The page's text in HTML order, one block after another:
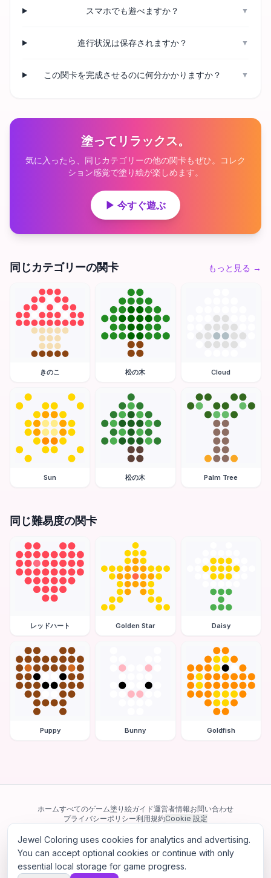
スマホでも遊べますか？ ▼
進行状況は保存されますか？ ▼
この関卡を完成させるのに何分かかりますか？ ▼
塗ってリラックス。
気に入ったら、同じカテゴリーの他の関卡もぜひ。コレク
ション感覚で塗り絵が楽しめます。
▶ 今すぐ遊ぶ
同じカテゴリーの関卡 もっと見る →
きのこ 松の木 Cloud
Sun 松の木 Palm Tree
同じ難易度の関卡
レッドハート Golden Star Daisy
Puppy Bunny Goldfish
ホームすべてのゲーム塗り絵ガイド運営者情報お問い合わせ
プライバシーポリシー利用規約Cookie 設定
当サイトは Google AdSense を含む第三者広告ネットワークを利用してい
ます。一部のサードパーティ Cookie を使用してパーソナライズ広告を配信
する場合があります。
Jewel Coloring uses cookies for analytics and advertising.
You can accept optional cookies or continue with only
essential local storage for game progress.